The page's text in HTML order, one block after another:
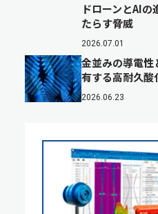
ドローンとAI
たらす脅威
2026.07.01
金並みの導電性
有する高耐久酸
2026.06.23